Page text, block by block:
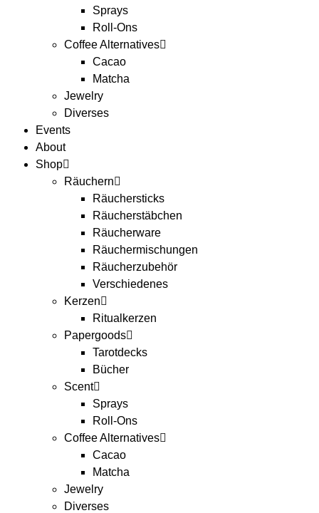
Sprays
Roll-Ons
Coffee Alternatives
Cacao
Matcha
Jewelry
Diverses
Events
About
Shop
Räuchern
Räuchersticks
Räucherstäbchen
Räucherware
Räuchermischungen
Räucherzubehör
Verschiedenes
Kerzen
Ritualkerzen
Papergoods
Tarotdecks
Bücher
Scent
Sprays
Roll-Ons
Coffee Alternatives
Cacao
Matcha
Jewelry
Diverses